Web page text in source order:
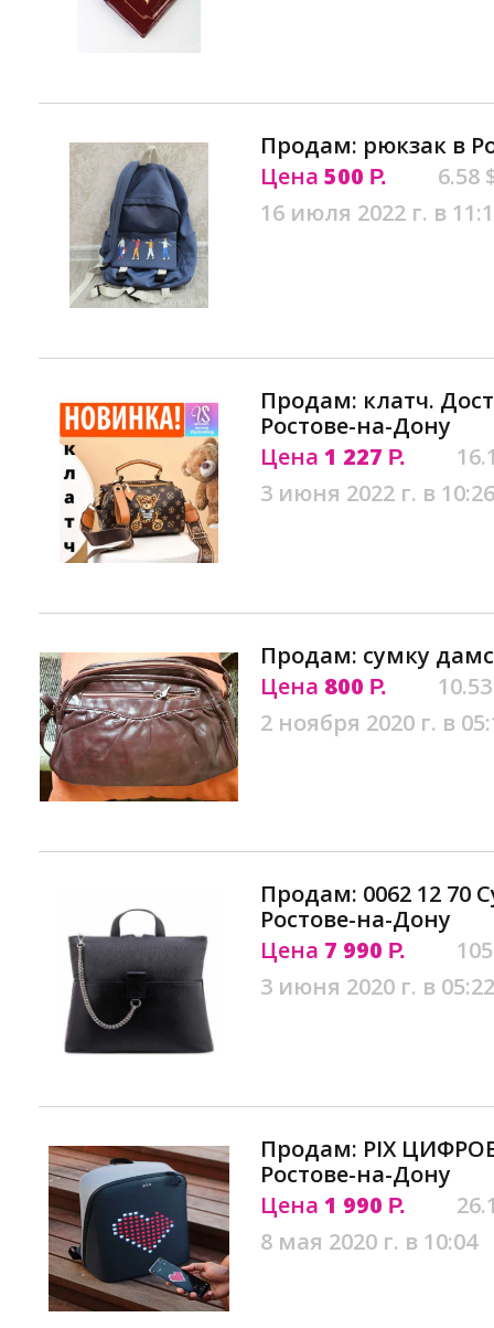
Продам: рюкзак в
Цена 500 Р.
6.58
16 июля 2022 г. в
Продам: клатч.
Ростове-на-Дону
Цена 1 227 Р.
3 июня 2022 г. в 10:26
Продам: сумку
Цена 800 Р.
2 ноября 2020 г. в
Продам: 0062 12 70
Ростове-на-Дону
Цена 7 990 Р.
3 июня 2020 г. в 05:22
Продам: PIX
Ростове-на-Дону
Цена 1 990 Р.
8 мая 2020 г. в 10:04